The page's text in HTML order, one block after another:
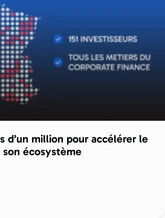
d’un million pour accélérer le
écosystème